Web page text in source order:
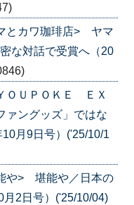
とカワ珈琲店> ヤマ
な対話で受賞へ（20
ＯＵＰＯＫＥ ＥＸ
ングッズ」ではな
月9日号）('25/10/1
や> 堪能や／日本の
2日号）('25/10/04)